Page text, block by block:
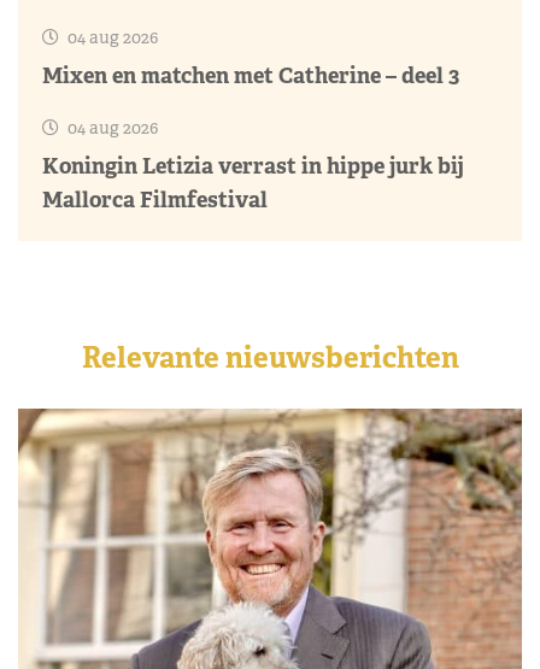
04 aug 2026
Mixen en matchen met Catherine – deel 3
04 aug 2026
Koningin Letizia verrast in hippe jurk bij
Mallorca Filmfestival
Relevante nieuwsberichten